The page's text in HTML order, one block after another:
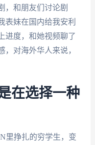
，和朋友们讨论剧
表妹在国内给我安利
进度，和她视频聊了
对海外华人来说，
在选择一种
里挣扎的穷学生，变